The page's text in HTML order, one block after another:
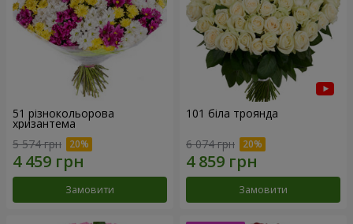
51 різнокольорова
хризантема
5 574 грн
Замовити
101 біла троянда
6 074 грн
Замовити